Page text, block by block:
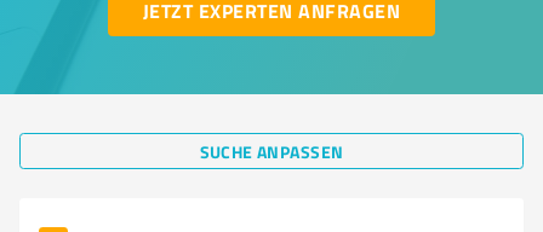
JETZT EXPERTEN ANFRAGEN
SUCHE ANPASSEN